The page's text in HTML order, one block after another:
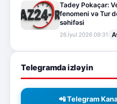
Tadey Pokaçar:
fenomeni və Tur
səhifəsi
26.İyul.2026 09:31
Telegramda izləyin
📲 Telegram